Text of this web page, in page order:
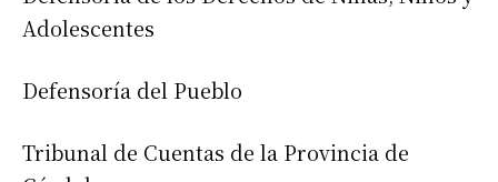
Adolescentes
Defensoría del Pueblo
Tribunal de Cuentas de la Provincia de